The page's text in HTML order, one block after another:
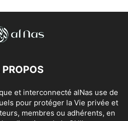
et interconnecté alNas use de
pour protéger la Vie privée et
membres ou adhérents, en